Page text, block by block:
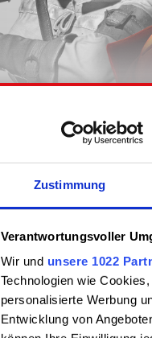
Zustimmung
Verantwortungsvoller
Wir und unsere 1022
Technologien wie
personalisierte Werbung
Entwicklung von